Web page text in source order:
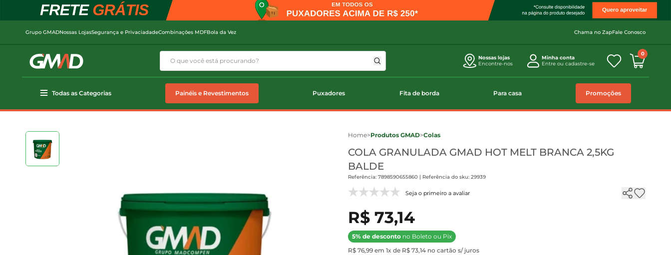
Grupo GMADNossas LojasSegurança e PrivaciadadeCombinações MDFBola da Vez Chama no ZapFale Conosco
Nossas lojas
Encontre-nos
Minha conta
Entre ou cadastre-se
0
Todas as Categorias Painéis e Revestimentos Puxadores Fita de borda Para casa Promoções
Home>Produtos GMAD>Colas
COLA GRANULADA GMAD HOT MELT BRANCA 2,5KG
BALDE
Referência: 7898590655860 | Referência do sku: 29939
Seja o primeiro a avaliar
R$ 73,14
5% de descontono Boleto ou Pix
R$ 76,99 em 1x de R$ 73,14 no cartão s/ juros